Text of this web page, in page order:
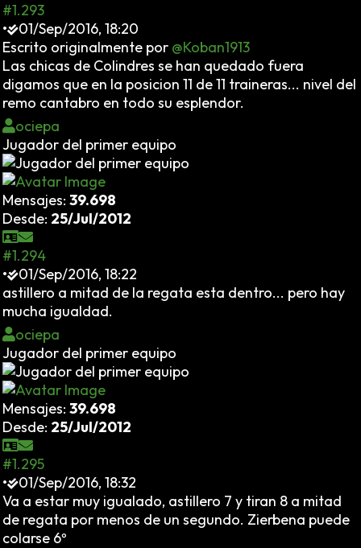
#1.293
•
01/Sep/2016, 18:20
Escrito originalmente por @Koban1913
Las chicas de Colindres se han quedado fuera
digamos que en la posicion 11 de 11 traineras... nivel del
remo cantabro en todo su esplendor.
ociepa
Jugador del primer equipo
Mensajes: 39.698
Desde: 25/Jul/2012
#1.294
•
01/Sep/2016, 18:22
astillero a mitad de la regata esta dentro... pero hay
mucha igualdad.
ociepa
Jugador del primer equipo
Mensajes: 39.698
Desde: 25/Jul/2012
#1.295
•
01/Sep/2016, 18:32
Va a estar muy igualado, astillero 7 y tiran 8 a mitad
de regata por menos de un segundo. Zierbena puede
colarse 6º